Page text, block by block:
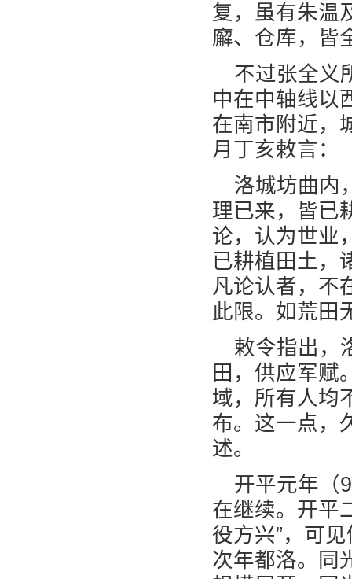
复，虽有朱温
廨、仓库，皆
不过张全义
中在中轴线以
在南市附近，
月丁亥敕言：
洛城坊曲内
理已来，皆已
论，认为世业
已耕植田土，
凡论认者，不
此限。如荒田
敕令指出，
田，供应军赋
域，所有人均
布。这一点，
述。
开平元年（
在继续。开平
役方兴”，可
次年都洛。同